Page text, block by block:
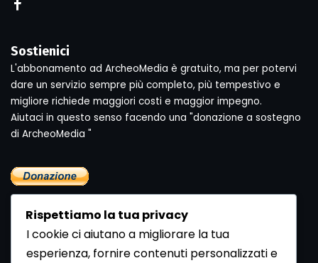
Sostienici
L'abbonamento ad ArcheoMedia è gratuito, ma per potervi
dare un servizio sempre più completo, più tempestivo e
migliore richiede maggiori costi e maggior impegno.
Aiutaci in questo senso facendo una "donazione a sostegno
di ArcheoMedia "
Rispettiamo la tua privacy
I cookie ci aiutano a migliorare la tua
esperienza, fornire contenuti personalizzati e